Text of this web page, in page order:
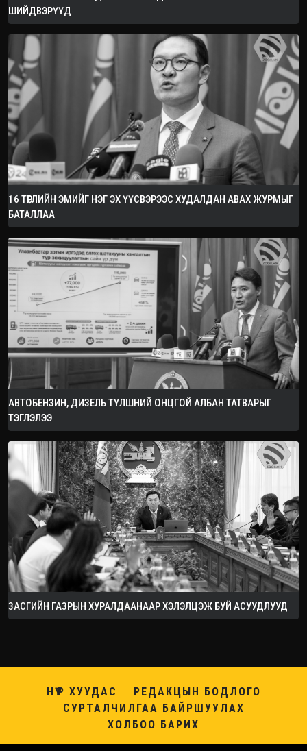
ШИЙДВЭРҮҮД
16 ТӨРЛИЙН ЭМИЙГ НЭГ ЭХ ҮҮСВЭРЭЭС ХУДАЛДАН АВАХ ЖУРМЫГ
БАТАЛЛАА
АВТОБЕНЗИН, ДИЗЕЛЬ ТҮЛШНИЙ ОНЦГОЙ АЛБАН ТАТВАРЫГ
ТЭГЛЭЛЭЭ
ЗАСГИЙН ГАЗРЫН ХУРАЛДААНААР ХЭЛЭЛЦЭЖ БУЙ АСУУДЛУУД
НҮҮР ХУУДАС
РЕДАКЦЫН БОДЛОГО
СУРТАЛЧИЛГАА БАЙРШУУЛАХ
ХОЛБОО БАРИХ